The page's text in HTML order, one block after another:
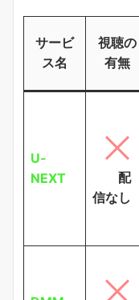
サービ
ス名
視聴の
有無
U-
NEXT
配
信なし